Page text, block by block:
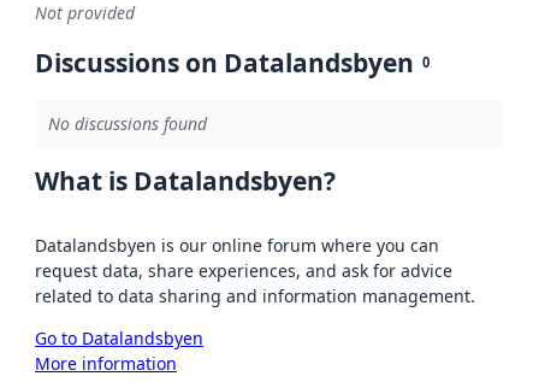
Not provided
Discussions on Datalandsbyen 0
No discussions found
What is Datalandsbyen?
Datalandsbyen is our online forum where you can
request data, share experiences, and ask for advice
related to data sharing and information management.
Go to Datalandsbyen
More information